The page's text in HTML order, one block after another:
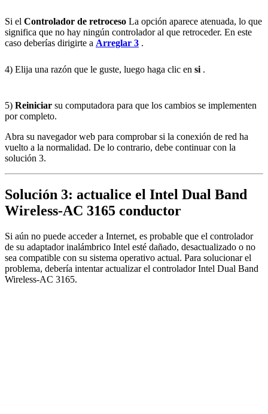
Si el Controlador de retroceso La opción aparece atenuada, lo que
significa que no hay ningún controlador al que retroceder. En este
caso deberías dirigirte a Arreglar 3 .
4) Elija una razón que le guste, luego haga clic en si .
5) Reiniciar su computadora para que los cambios se implementen
por completo.
Abra su navegador web para comprobar si la conexión de red ha
vuelto a la normalidad. De lo contrario, debe continuar con la
solución 3.
Solución 3: actualice el Intel Dual Band
Wireless-AC 3165 conductor
Si aún no puede acceder a Internet, es probable que el controlador
de su adaptador inalámbrico Intel esté dañado, desactualizado o no
sea compatible con su sistema operativo actual. Para solucionar el
problema, debería intentar actualizar el controlador Intel Dual Band
Wireless-AC 3165.